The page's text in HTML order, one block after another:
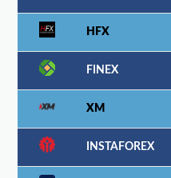
HFX
FINEX
XM
INSTAFOREX